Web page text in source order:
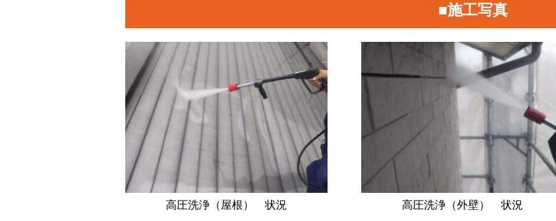
■施工写真
高圧洗浄（屋根） 状況 高圧洗浄（外壁） 状況